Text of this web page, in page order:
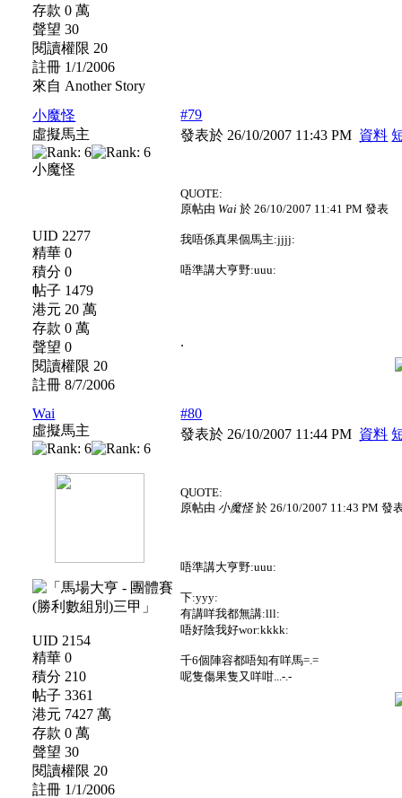
存款 0 萬
聲望 30
閱讀權限 20
註冊 1/1/2006
來自 Another Story
小魔怪
虛擬馬主
小魔怪
UID 2277
精華 0
積分 0
帖子 1479
港元 20 萬
存款 0 萬
聲望 0
閱讀權限 20
註冊 8/7/2006
#79
發表於 26/10/2007 11:43 PM 資料
QUOTE:
原帖由 Wai 於 26/10/2007 11:41 PM 發表
我唔係真果個馬主:jjjj:
唔準講大亨野:uuu:
.
Wai
虛擬馬主
UID 2154
精華 0
積分 210
帖子 3361
港元 7427 萬
存款 0 萬
聲望 30
閱讀權限 20
註冊 1/1/2006
#80
發表於 26/10/2007 11:44 PM 資料
QUOTE:
原帖由 小魔怪於 26/10/2007 11:43 PM 發
唔準講大亨野:uuu:
下:yyy:
有講咩我都無講:lll:
唔好陰我好wor:kkkk:
千6個陣容都唔知有咩馬=.=
呢隻傷果隻又咩咁...-.-